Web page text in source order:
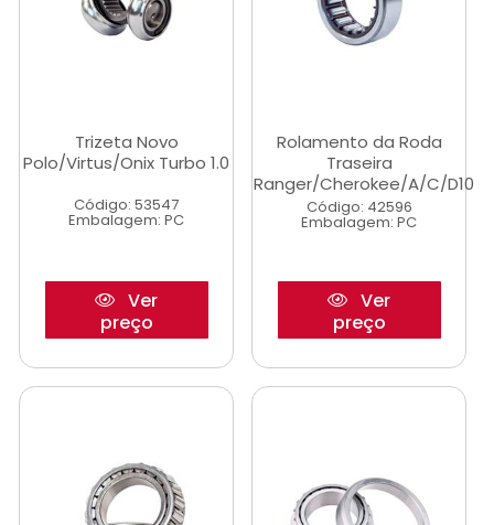
Trizeta Novo
Polo/Virtus/Onix Turbo 1.0
Código: 53547
Embalagem: PC
Ver
preço
Rolamento da Roda
Traseira
Ranger/Cherokee/A/C/D10
Código: 42596
Embalagem: PC
Ver
preço